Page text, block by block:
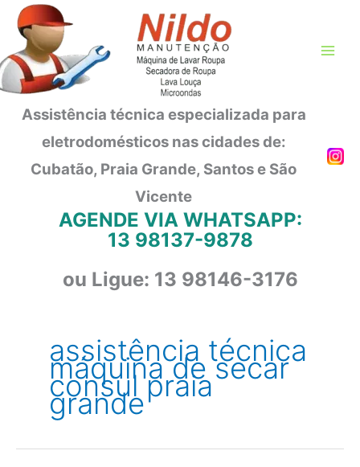
para
conteúdo
Assistência técnica especializada para
eletrodomésticos nas cidades de:
Cubatão, Praia Grande, Santos e São
Vicente
AGENDE VIA WHATSAPP:
13 98137-9878
ou Ligue: 13 98146-3176
assistência técnica
máquina de secar
consul praia
grande